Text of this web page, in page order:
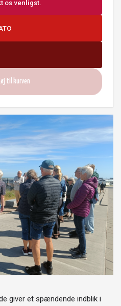
giver et spændende indblik i
os venligst.
til kurven